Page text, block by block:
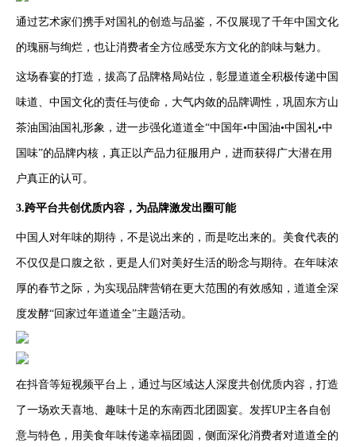
通过艺术家们携手对国礼的创造与品鉴，不仅展现了千年中国文化
的瑰丽与绚烂，也让消费者全方位感受东方文化的韵味与魅力。
这场春宴的打造，拔高了品牌格局站位，彰显道道全积极传递中国
味道、中国文化的责任与使命，大气内敛的品牌调性，巩固东方山
茶油国油国礼形象，进一步强化道道全“中国年•中国油•中国礼•中
国味”的品牌内核，真正以产品力征服用户，进而获得广大潜在用
户真正的认可。
3.跨平台共创优质内容，为品牌激发出圈可能
中国人对年味的期待，不是说出来的，而是吃出来的。美食代表的
不仅仅是口腹之欲，更是人们对美好生活的盼念与期待。在年味浓
厚的春节之际，为实现品牌营销在更大范围的有效感知，道道全深
度发酵“回家过年道道全”主题活动。
在抖音等短视频平台上，通过与区域达人深度共创优质内容，打造
了一场欢天喜地、趣味十足的东南西北团圆宴。发挥UP主各自创
意与特色，用美食年味传递幸福团圆，侧面深化消费者对道道全的